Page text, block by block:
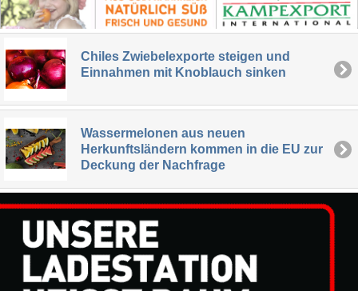
Chiles Zwiebelexporte steigen und
Einnahmen mit Knoblauch sinken
Wassermelonen aus neuen
Herkunftsländern kommen in die EU zur
Deckung der Nachfrage